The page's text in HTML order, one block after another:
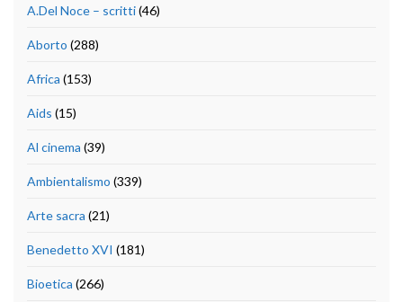
A.Del Noce – scritti(46)
Aborto (288)
Africa (153)
Aids (15)
Al cinema (39)
Ambientalismo (339)
Arte sacra (21)
Benedetto XVI (181)
Bioetica (266)